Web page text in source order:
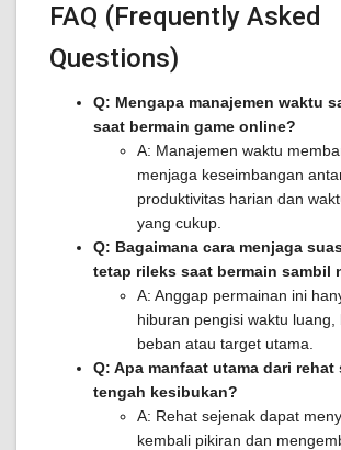
FAQ (Frequently Asked
Questions)
Q: Mengapa manajemen waktu
saat bermain game online?
A: Manajemen waktu
menjaga keseimbangan
produktivitas harian dan
yang cukup.
Q: Bagaimana cara menjaga
tetap rileks saat bermain sambil
A: Anggap permainan ini
hiburan pengisi waktu
beban atau target utama.
Q: Apa manfaat utama dari rehat
tengah kesibukan?
A: Rehat sejenak dapat
kembali pikiran dan